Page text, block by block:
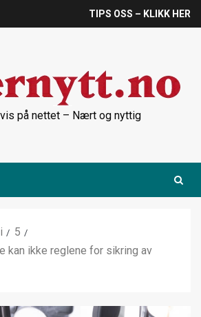
TIPS OSS – KLIKK HER
på nettet – Nært og nyttig
5
kan ikke reglene for sikring av